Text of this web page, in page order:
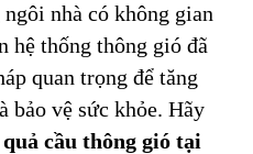
nhà có không gian
hệ thống thông gió đã
quan trọng để tăng
bảo vệ sức khỏe. Hãy
cầu thông gió tại